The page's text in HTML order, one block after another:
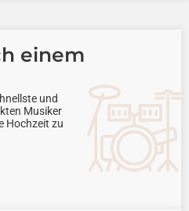
einem
und
Musiker
Hochzeit zu